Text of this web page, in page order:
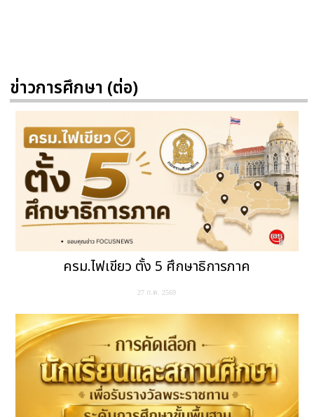
ข่าวการศึกษา (ต่อ)
ครม.ไฟเขียว ตั้ง 5 ศึกษาธิการภาค
27 ก.ค. 2569